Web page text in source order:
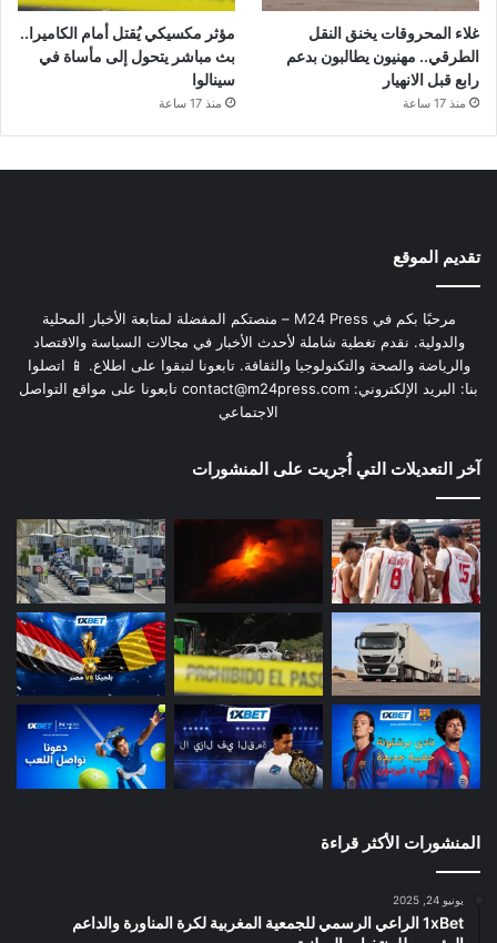
غلاء المحروقات يخنق النقل
الطرقي.. مهنيون يطالبون بدعم
رابع قبل الانهيار
منذ 17 ساعة
مؤثر مكسيكي يُقتل أمام الكاميرا..
بث مباشر يتحول إلى مأساة في
سينالوا
منذ 17 ساعة
تقديم الموقع
مرحبًا بكم في M24 Press – منصتكم المفضلة لمتابعة الأخبار المحلية
والدولية. نقدم تغطية شاملة لأحدث الأخبار في مجالات السياسة والاقتصاد
والرياضة والصحة والتكنولوجيا والثقافة. تابعونا لتبقوا على اطلاع. 📱 اتصلوا
بنا: البريد الإلكتروني: contact@m24press.com تابعونا على مواقع التواصل
الاجتماعي
آخر التعديلات التي أُجريت على المنشورات
المنشورات الأكثر قراءة
يونيو 24, 2025
1xBet الراعي الرسمي للجمعية المغربية لكرة المناورة والداعم